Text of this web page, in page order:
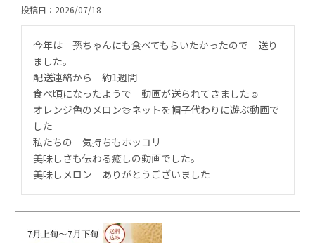
投稿日 2026/07/18
今年は　孫ちゃんにも食べてもらいたかったので　送り
ました。
配送連絡から　約1週間
食べ頃になったようで　動画が送られてきました☺️
オレンジ色のメロン🍈ネットを帽子代わりに遊ぶ動画で
した
私たちの　気持ちもホッコリ
美味しさも伝わる癒しの動画でした。
美味しメロン　ありがとうございました